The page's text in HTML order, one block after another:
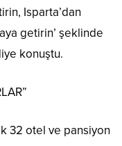
Isparta’dan
getirin’ şeklinde
konuştu.
32 otel ve pansiyon